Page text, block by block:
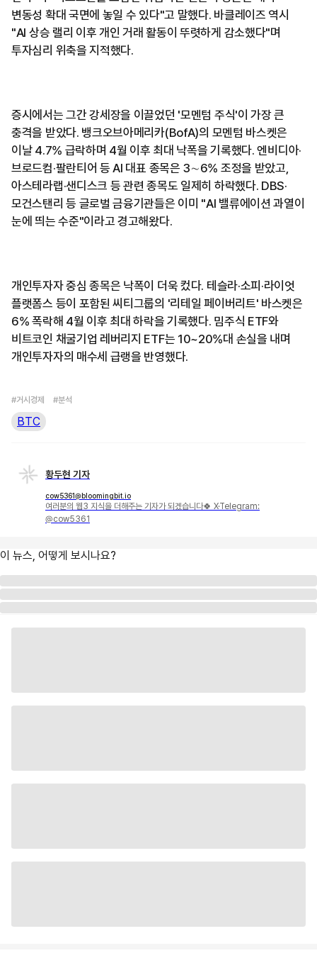
변동성 확대 국면에 놓일 수 있다"고 말했다. 바클레이즈 역시
"AI 상승 랠리 이후 개인 거래 활동이 뚜렷하게 감소했다"며
투자심리 위축을 지적했다.
증시에서는 그간 강세장을 이끌었던 '모멘텀 주식'이 가장 큰
충격을 받았다. 뱅크오브아메리카(BofA)의 모멘텀 바스켓은
이날 4.7% 급락하며 4월 이후 최대 낙폭을 기록했다. 엔비디아·
브로드컴·팔란티어 등 AI 대표 종목은 3∼6% 조정을 받았고,
아스테라랩·샌디스크 등 관련 종목도 일제히 하락했다. DBS·
모건스탠리 등 글로벌 금융기관들은 이미 "AI 밸류에이션 과열이
눈에 띄는 수준"이라고 경고해왔다.
개인투자자 중심 종목은 낙폭이 더욱 컸다. 테슬라·소피·라이엇
플랫폼스 등이 포함된 씨티그룹의 '리테일 페이버리트' 바스켓은
6% 폭락해 4월 이후 최대 하락을 기록했다. 밈주식 ETF와
비트코인 채굴기업 레버리지 ETF는 10~20%대 손실을 내며
개인투자자의 매수세 급랭을 반영했다.
#거시경제 #분석
BTC
황두현 기자
cow5361@bloomingbit.io
여러분의 웹3 지식을 더해주는 기자가 되겠습니다🍀 X·Telegram:
@cow5361
이 뉴스, 어떻게 보시나요?